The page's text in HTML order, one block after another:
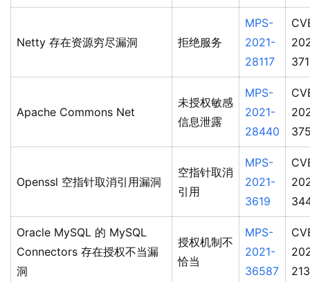
Netty 存在资源穷尽漏洞 拒绝服务
MPS-
2021-
28117
Apache Commons Net
未授权敏感
信息泄露
MPS-
2021-
28440
Openssl 空指针取消引用漏洞
空指针取消
引用
MPS-
2021-
3619
Oracle MySQL 的 MySQL
Connectors 存在授权不当漏
洞
授权机制不
恰当
MPS-
2021-
36587